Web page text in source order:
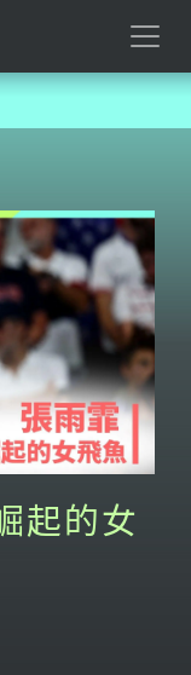
起的女